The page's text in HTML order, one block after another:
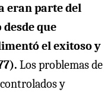
eran parte del
que
el exitoso y
Los problemas de
y